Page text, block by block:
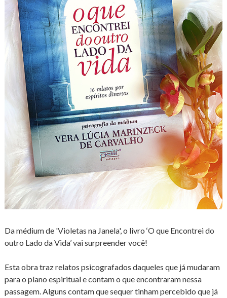
Da médium de 'Violetas na Janela', o livro ‘O que Encontrei do
outro Lado da Vida’ vai surpreender você!
Esta obra traz relatos psicografados daqueles que já mudaram
para o plano espiritual e contam o que encontraram nessa
passagem. Alguns contam que sequer tinham percebido que já